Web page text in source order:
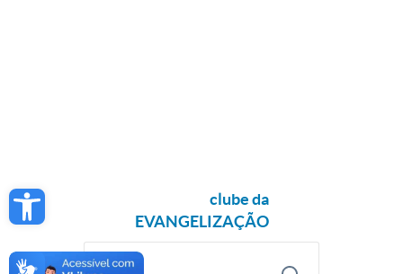
Open toolbar
clube da
EVANGELIZAÇÃO